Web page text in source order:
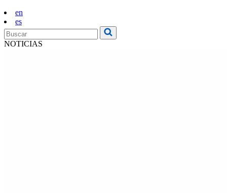
en
es
NOTICIAS